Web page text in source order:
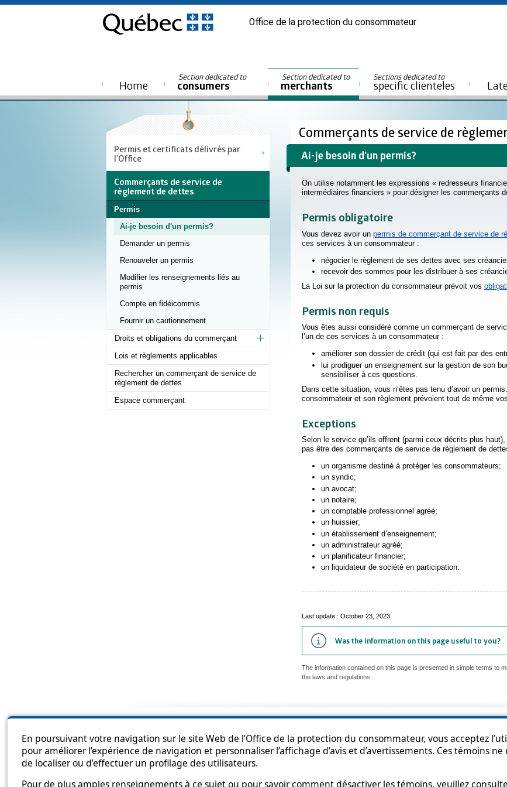
En poursuivant votre navigation sur le site Web de l’Office de la protection du consommateur, vous acceptez
pour améliorer l’expérience de navigation et personnaliser l’affichage d’avis et d’avertissements. Ces témoins
de localiser ou d’effectuer un profilage des utilisateurs.
Pour de plus amples renseignements à ce sujet ou pour savoir comment désactiver les témoins, veuillez
Office de la protection du consommateur
Home
Section dedicated to
consumers
Section dedicated to
merchants
Sections dedicated to
specific clienteles
Permis et certificats délivrés par
l'Office
Commerçants de service de
règlement de dettes
Permis
Ai-je besoin d'un permis?
Demander un permis
Renouveler un permis
Modifier les renseignements liés au
permis
Compte en fidéicommis
Fournir un cautionnement
Droits et obligations du commerçant
Lois et règlements applicables
Rechercher un commerçant de service de
règlement de dettes
Espace commerçant
Commerçants de service de
Ai-je besoin d'un permis?
On utilise notamment les expressions « redresseurs
intermédiaires financiers » pour désigner les commerçants
Permis obligatoire
Vous devez avoir un permis de commerçant de service de
ces services à un consommateur :
négocier le règlement de ses dettes avec ses
recevoir des sommes pour les distribuer à ses
La Loi sur la protection du consommateur prévoit vos
Permis non requis
Vous êtes aussi considéré comme un commerçant de
l’un de ces services à un consommateur :
améliorer son dossier de crédit (qui est fait par des
lui prodiguer un enseignement sur la gestion de son
sensibiliser à ces questions.
Dans cette situation, vous n’êtes pas tenu d’avoir un
consommateur et son règlement prévoient tout de même vos
Exceptions
Selon le service qu’ils offrent (parmi ceux décrits plus
pas être des commerçants de service de règlement de
un organisme destiné à protéger les consommateurs;
un syndic;
un avocat;
un notaire;
un comptable professionnel agréé;
un huissier;
un établissement d’enseignement;
un administrateur agréé;
un planificateur financier;
un liquidateur de société en participation.
Last update : October 23, 2023
Was the information on this page useful to you?
The information contained on this page is presented in simple terms to
the laws and regulations.